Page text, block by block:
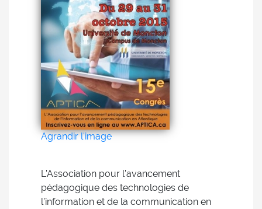
Agrandir l'image
L’Association pour l’avancement
pédagogique des technologies de
l’information et de la communication en